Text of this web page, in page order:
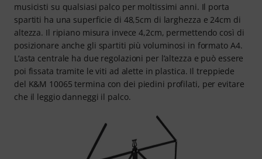
musicisti su qualsiasi palco per moltissimi anni. Il porta
spartiti ha una superficie di 48,5cm di larghezza e 24cm di
altezza. Il ripiano misura invece 4,2cm, permettendo così di
posizionare anche gli spartiti più voluminosi in formato A4.
L’asta centrale ha due regolazioni per l’altezza e può essere
poi fissata tramite le viti ad alette in plastica. Il treppiede
del K&M 10065 termina con dei piedini profilati, per evitare
che il leggio danneggi il palco.